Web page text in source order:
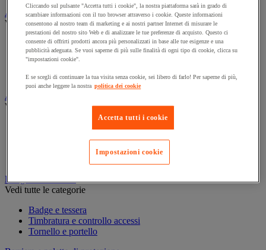
Assorbente industriale
Vedi tutte le categorie
Assorbente
Barriera anti-inquinamento e sistema di deviazione delle
perdite
Contenitore e solvente per sgrassaggio
Attrezzatura e mobili per studi medici
Vedi tutte le categorie
Armadietto pronto soccorso
Lettino, paravento e sedia per studi medici
Materiale per diagnosi di medicina generale
Mobili e forniture per studi medici
Badge e timbratura
Vedi tutte le categorie
Badge e tessera
Timbratura e controllo accessi
Tornello e portello
Cliccando sul pulsante "Accetta tutti i cookie", la nostra piattaforma sarà in grado di
scambiare informazioni con il tuo browser attraverso i cookie. Queste informazioni
consentono al nostro team di marketing e ai nostri partner Internet di misurare le
prestazioni del nostro sito Web e di analizzare le tue preferenze di acquisto. Questo ci
consente di offrirti prodotti ancora più personalizzati in base alle tue esigenze e una
pubblicità adeguata. Se vuoi saperne di più sulle finalità di ogni tipo di cookie, clicca su
"impostazioni cookie".
E se scegli di continuare la tua visita senza cookie, sei libero di farlo! Per saperne di più,
puoi anche leggere la nostra politica dei cookie
Accetta tutti i cookie
Impostazioni cookie